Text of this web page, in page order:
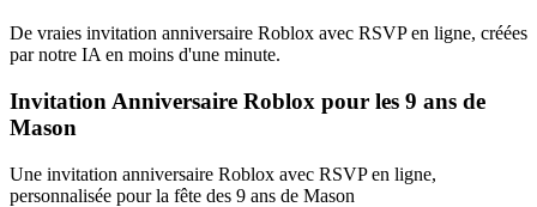
De vraies invitation anniversaire Roblox avec RSVP en ligne, créées
par notre IA en moins d'une minute.
Invitation Anniversaire Roblox pour les 9 ans de
Mason
Une invitation anniversaire Roblox avec RSVP en ligne,
personnalisée pour la fête des 9 ans de Mason